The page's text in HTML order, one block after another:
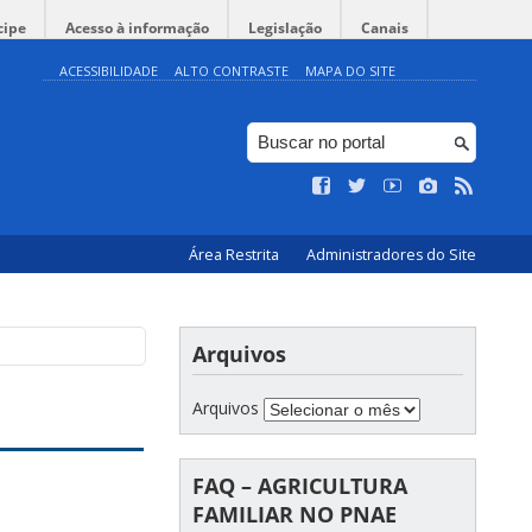
Acesso à informação Legislação Canais
ACESSIBILIDADE ALTO CONTRASTE MAPA DO SITE
Área Restrita Administradores do Site
Arquivos
Arquivos
FAQ – AGRICULTURA
FAMILIAR NO PNAE